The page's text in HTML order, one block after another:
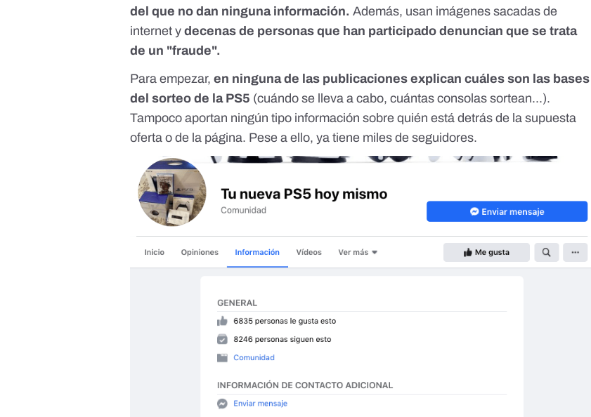
del que no dan ninguna información. Además, usan imágenes sacadas de
internet ydecenas de personas que han participado denuncian que se trata
de un "fraude".
Para empezar,en ninguna de las publicaciones explican cuáles son las bases
del sorteo de la PS5 (cuándo se lleva a cabo, cuántas consolas sortean...).
Tampoco aportan ningún tipo información sobre quién está detrás de la supuesta
oferta o de la página. Pese a ello, ya tiene miles de seguidores.